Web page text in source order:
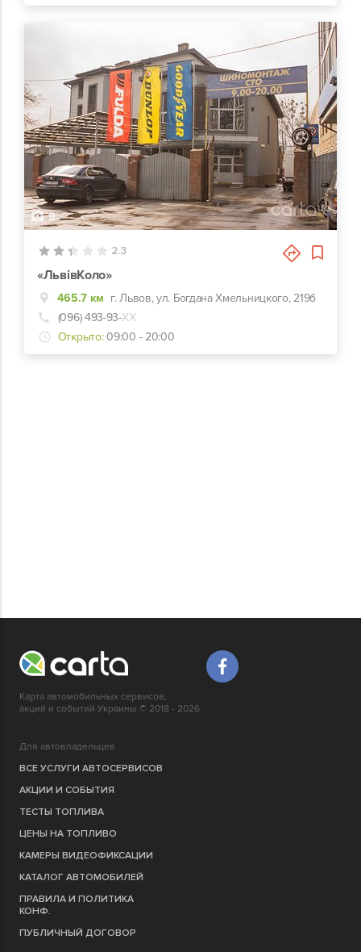
9
2.3
«ЛьвівКоло»
465.7 км г. Львов, ул. Богдана Хмельницкого, 219б
(096) 493-93-ХХ
Открыто: 09:00 - 20:00
Карта автомобильных сервисов,
акций и событий Украины © 2018 - 2026
Для автовладельцев
ВСЕ УСЛУГИ АВТОСЕРВИСОВ
АКЦИИ И СОБЫТИЯ
ТЕСТЫ ТОПЛИВА
ЦЕНЫ НА ТОПЛИВО
КАМЕРЫ ВИДЕОФИКСАЦИИ
КАТАЛОГ АВТОМОБИЛЕЙ
ПРАВИЛА И ПОЛИТИКА
КОНФ.
ПУБЛИЧНЫЙ ДОГОВОР